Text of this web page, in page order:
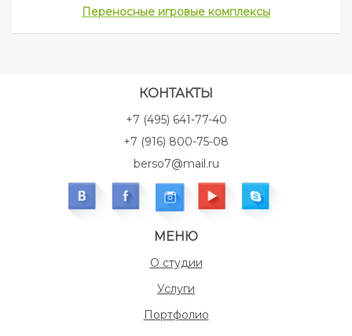
Переносные игровые комплексы
КОНТАКТЫ
+7 (495) 641-77-40
+7 (916) 800-75-08
berso7@mail.ru
МЕНЮ
О студии
Услуги
Портфолио